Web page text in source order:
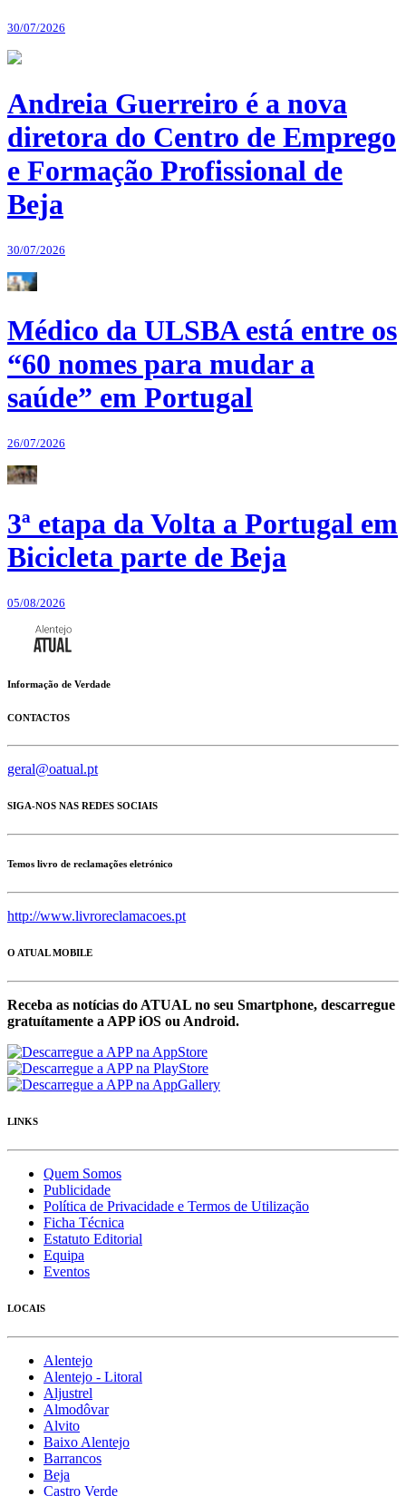
30/07/2026
Andreia Guerreiro é a nova
diretora do Centro de Emprego
e Formação Profissional de
Beja
30/07/2026
Médico da ULSBA está entre os
“60 nomes para mudar a
saúde” em Portugal
26/07/2026
3ª etapa da Volta a Portugal em
Bicicleta parte de Beja
05/08/2026
Informação de Verdade
CONTACTOS
geral@oatual.pt
SIGA-NOS NAS REDES SOCIAIS
Temos livro de reclamações eletrónico
http://www.livroreclamacoes.pt
O ATUAL MOBILE
Receba as notícias do ATUAL no seu Smartphone, descarregue
gratuítamente a APP iOS ou Android.
LINKS
Quem Somos
Publicidade
Política de Privacidade e Termos de Utilização
Ficha Técnica
Estatuto Editorial
Equipa
Eventos
LOCAIS
Alentejo
Alentejo - Litoral
Aljustrel
Almodôvar
Alvito
Baixo Alentejo
Barrancos
Beja
Castro Verde